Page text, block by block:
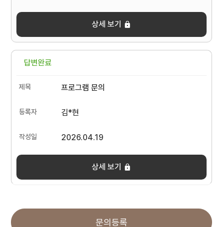
상세 보기
답변완료
프로그램 문의
김*현
2026.04.19
상세 보기
문의등록